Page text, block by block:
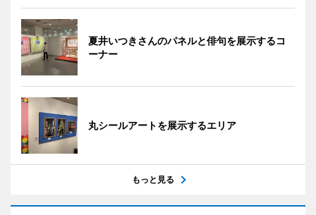
夏井いつきさんのパネルと俳句を展示するコ
ーナー
丸シールアートを展示するエリア
もっと見る